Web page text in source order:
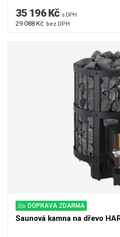
35 196 Kč s DPH
29 088 Kč bez DPH
DOPRAVA ZDARMA
Saunová kamna na dřevo